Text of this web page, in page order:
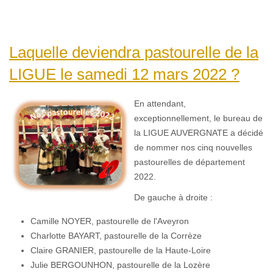
Laquelle deviendra pastourelle de la
LIGUE le samedi 12 mars 2022 ?
En attendant,
exceptionnellement, le bureau de
la LIGUE AUVERGNATE a décidé
de nommer nos cinq nouvelles
pastourelles de département
2022.
De gauche à droite :
Camille NOYER, pastourelle de l'Aveyron
Charlotte BAYART, pastourelle de la Corrèze
Claire GRANIER, pastourelle de la Haute-Loire
Julie BERGOUNHON, pastourelle de la Lozère